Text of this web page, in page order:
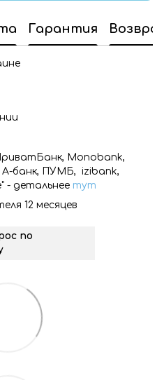
Гарантия
Monobank,
А-банк, ПУМБ, izibank,
- детальнее тут
12 месяцев
по